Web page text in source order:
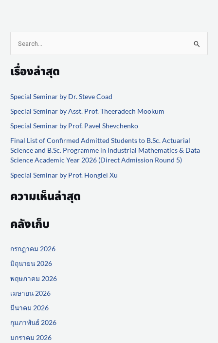
a
c
h
f
o
r
:
เรื่องล่าสุด
Special Seminar by Dr. Steve Coad
Special Seminar by Asst. Prof. Theeradech Mookum
Special Seminar by Prof. Pavel Shevchenko
Final List of Confirmed Admitted Students to B.Sc. Actuarial
Science and B.Sc. Programme in Industrial Mathematics & Data
Science Academic Year 2026 (Direct Admission Round 5)
Special Seminar by Prof. Honglei Xu
ความเห็นล่าสุด
คลังเก็บ
กรกฎาคม 2026
มิถุนายน 2026
พฤษภาคม 2026
เมษายน 2026
มีนาคม 2026
กุมภาพันธ์ 2026
มกราคม 2026